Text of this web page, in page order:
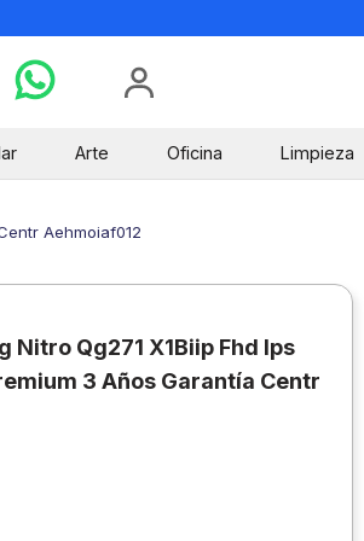
Arte Oficina Limpieza
Aehmoiaf012
Qg271 X1Biip Fhd Ips
3 Años Garantía Centr